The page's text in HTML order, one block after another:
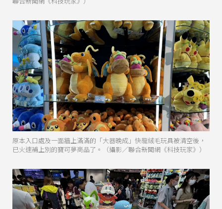
原本入口處及一面牆上滿滿的「大器晚成」快龍絨毛玩具被清空後，
已火速補上別的寶可夢商品了。（攝影／聯合新聞網《科技玩家》）